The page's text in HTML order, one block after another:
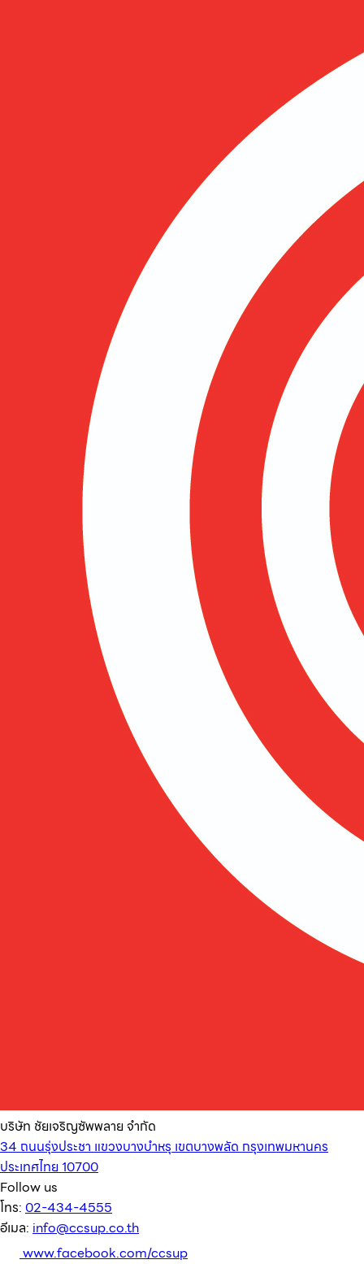
บริษัท ชัยเจริญซัพพลาย จำกัด
34 ถนนรุ่งประชา แขวงบางบำหรุ เขตบางพลัด กรุงเทพมหานคร
ประเทศไทย 10700
Follow us
โทร: 02-434-4555
อีเมล: info@ccsup.co.th
www.facebook.com/ccsup